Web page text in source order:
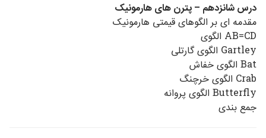
درس شانزدهم – پترن های هارمونیک
مقدمه ای بر الگوهای قیمتی هارمونیک
AB=CD الگوی
Gartley الگوی گارتلی
Bat الگوی خفاش
Crab الگوی خرچنگ
Butterfly الگوی پروانه
جمع بندی